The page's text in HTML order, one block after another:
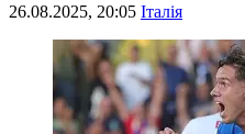
26.08.2025, 20:05 Італія